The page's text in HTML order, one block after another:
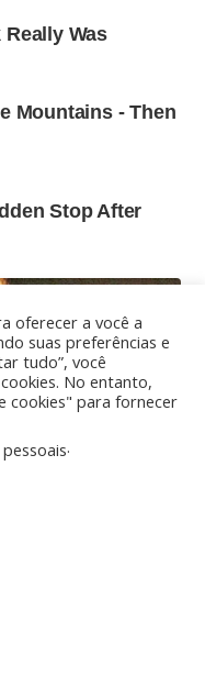
oferecer a você a
suas preferências e
tudo”, você
No entanto,
cookies" para fornecer
.